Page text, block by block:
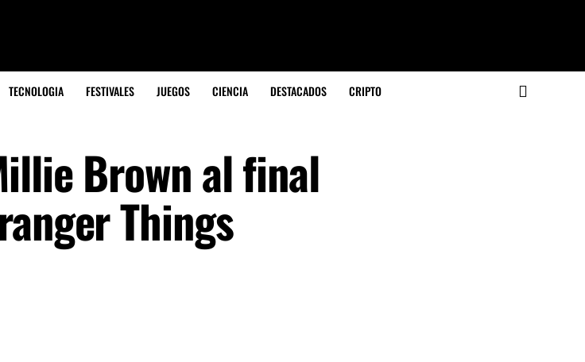
TECNOLOGIA FESTIVALES JUEGOS CIENCIA DESTACADOS CRIPTO
Brown al final
Things